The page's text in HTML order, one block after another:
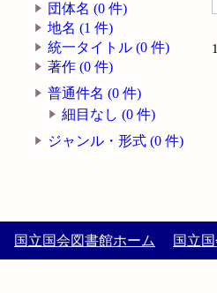
団体名 (0 件)
地名 (1 件)
統一タイトル (0 件)
著作 (0 件)
普通件名 (0 件)
細目なし (0 件)
ジャンル・形式 (0 件)
国立国会図書館ホーム 国立